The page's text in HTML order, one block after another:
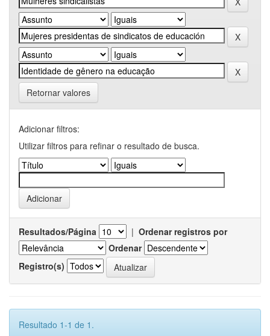
Retornar valores
Adicionar filtros:
Utilizar filtros para refinar o resultado de busca.
Resultados/Página | Ordenar registros por
Ordenar
Registro(s)
Resultado 1-1 de 1.